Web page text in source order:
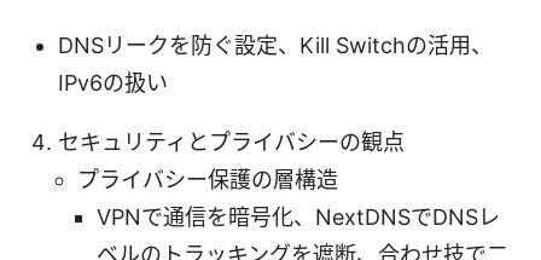
DNSリークを防ぐ設定、Kill Switchの活用、
IPv6の扱い
セキュリティとプライバシーの観点
プライバシー保護の層構造
VPNで通信を暗号化、NextDNSでDNSレ
ベルのトラッキングを遮断、合わせ技で二